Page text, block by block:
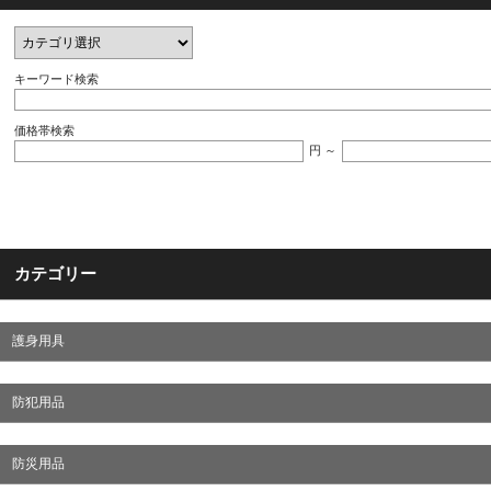
キーワード検索
価格帯検索
円 ～
カテゴリー
護身用具
防犯用品
防災用品